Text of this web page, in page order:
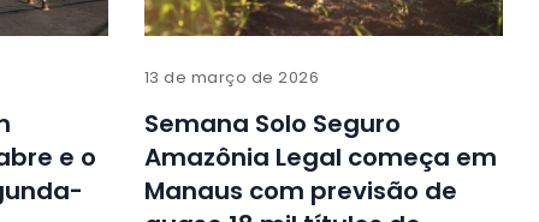
e o
13 de março de 2026
Semana Solo Seguro
Amazônia Legal começa em
Manaus com previsão de